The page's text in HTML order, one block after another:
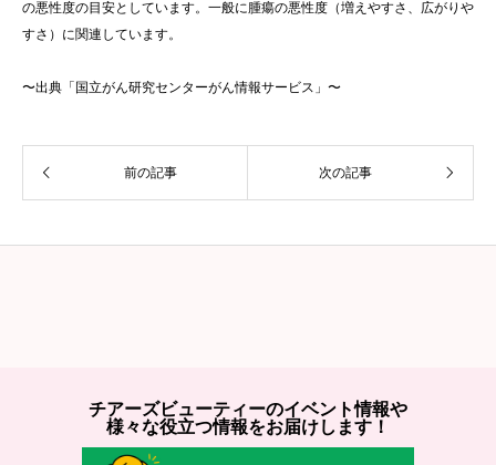
の悪性度の目安としています。一般に腫瘍の悪性度（増えやすさ、広がりや
すさ）に関連しています。
〜出典「国立がん研究センターがん情報サービス」〜
前の記事 次の記事
チアーズビューティーのイベント情報や
様々な役立つ情報をお届けします！